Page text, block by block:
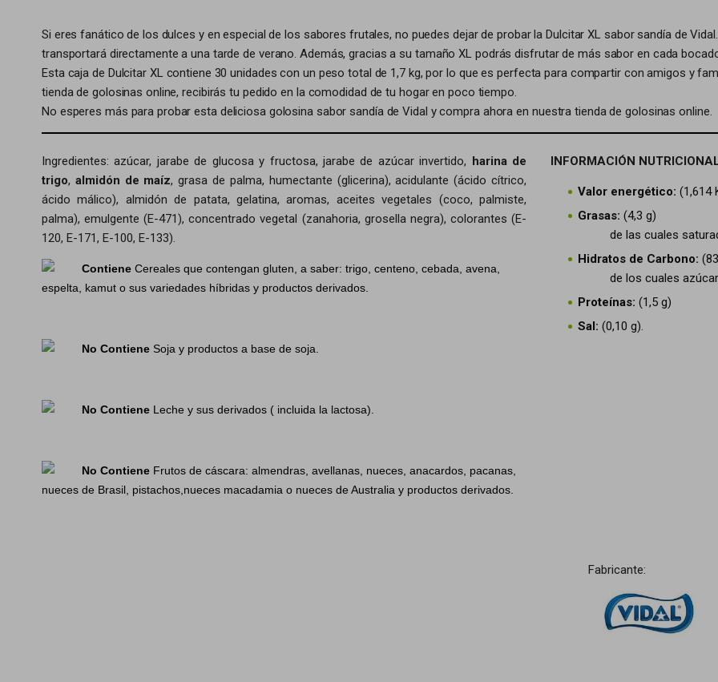
Si eres fanático de los dulces y en especial de los sabores frutales, no puedes dejar de probar la Dulcitar XL sabor sandía de
transportará directamente a una tarde de verano. Además, gracias a su tamaño XL podrás disfrutar de más sabor en cada
Esta caja de Dulcitar XL contiene 30 unidades con un peso total de 1,7 kg, por lo que es perfecta para compartir con amigos y
tienda de golosinas online, recibirás tu pedido en la comodidad de tu hogar en poco tiempo.
No esperes más para probar esta deliciosa golosina sabor sandía de Vidal y compra ahora en nuestra tienda de golosinas online.
Ingredientes:azúcar, jarabe de glucosa y fructosa, jarabe de azúcar invertido, harina de
trigo, almidón de maíz, grasa de palma, humectante (glicerina), acidulante (ácido cítrico,
ácido málico), almidón de patata, gelatina, aromas, aceites vegetales (coco, palmiste,
palma), emulgente (E-471), concentrado vegetal (zanahoria, grosella negra), colorantes (E-
120, E-171, E-100, E-133).
Contiene Cereales que contengan gluten, a saber: trigo, centeno, cebada, avena,
espelta, kamut o sus variedades híbridas y productos derivados.
No Contiene Soja y productos a base de soja.
No Contiene Leche y sus derivados ( incluida la lactosa).
No Contiene Frutos de cáscara: almendras, avellanas, nueces, anacardos, pacanas,
nueces de Brasil, pistachos,nueces macadamia o nueces de Australia y productos derivados.
INFORMACIÓN
Valor energético: (1,614
Grasas: (4,3 g)
de las cuales
Hidratos de Carbono:
de los cuales
Proteínas: (1,5 g)
Sal: (0,10 g).
Fabricante: